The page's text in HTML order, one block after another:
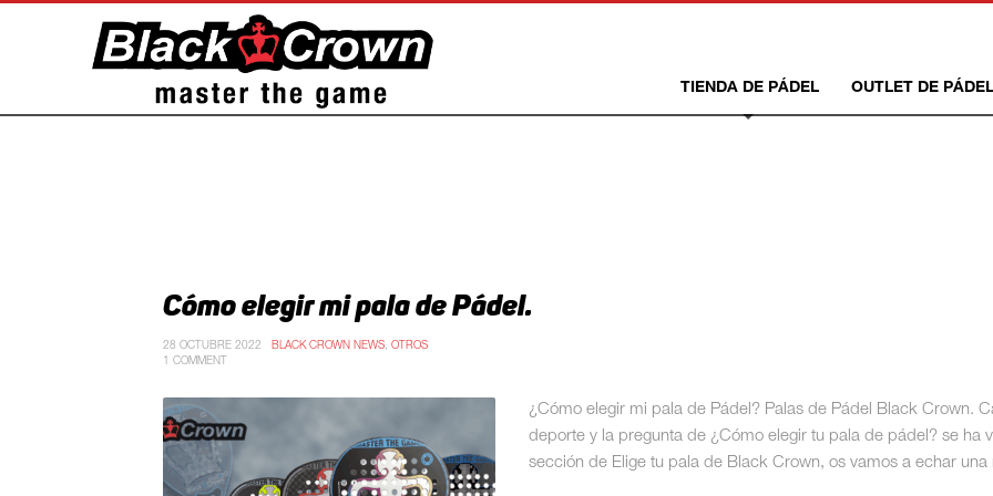
TIENDA DE PÁDEL OUTLET DE PÁDEL
Cómo elegir mi pala de Pádel.
28 OCTUBRE 2022 BLACK CROWN NEWS, OTROS
1 COMMENT
¿Cómo elegir mi pala de Pádel? Palas de Pádel Black Crown.
deporte y la pregunta de ¿Cómo elegir tu pala de pádel? se ha
sección de Elige tu pala de Black Crown, os vamos a echar una